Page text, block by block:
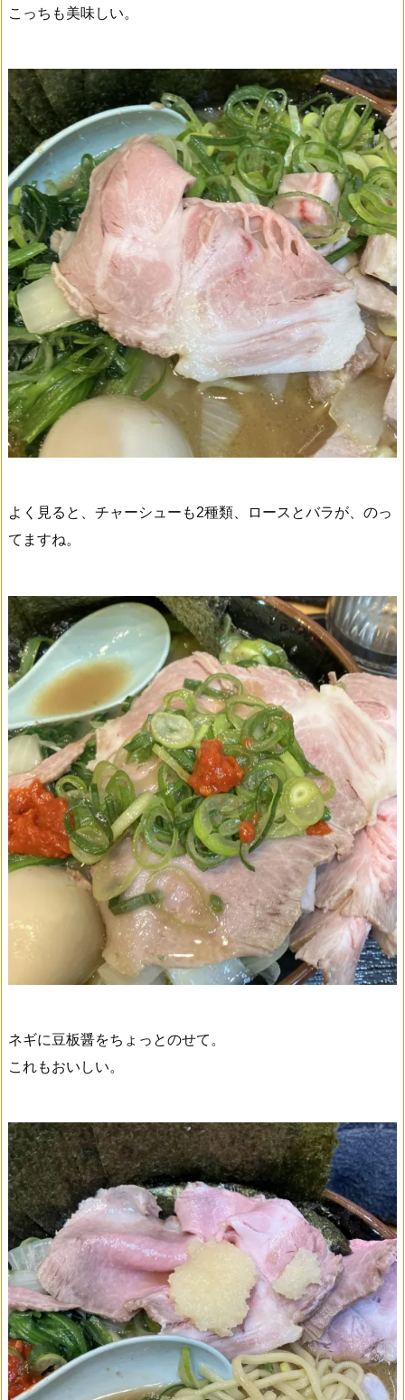
こっちも美味しい。
よく見ると、チャーシューも2種類、ロースとバラが、のっ
てますね。
ネギに豆板醤をちょっとのせて。
これもおいしい。